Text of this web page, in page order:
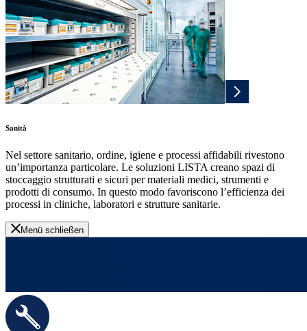
Sanità
Nel settore sanitario, ordine, igiene e processi affidabili rivestono
un’importanza particolare. Le soluzioni LISTA creano spazi di
stoccaggio strutturati e sicuri per materiali medici, strumenti e
prodotti di consumo. In questo modo favoriscono l’efficienza dei
processi in cliniche, laboratori e strutture sanitarie.
Menü schließen